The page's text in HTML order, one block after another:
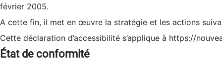
février 2005.
A cette fin, il met en œuvre la stratégie et les actions
Cette déclaration d’accessibilité s’applique à https://
État de conformité